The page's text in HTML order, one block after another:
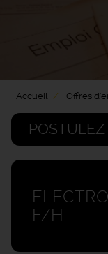
Accueil Offres
POSTULEZ
F/H